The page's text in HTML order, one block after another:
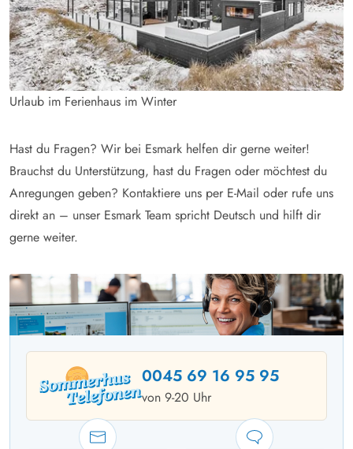
Urlaub im Ferienhaus im Winter
Hast du Fragen? Wir bei Esmark helfen dir gerne weiter!
Brauchst du Unterstützung, hast du Fragen oder möchtest du
Anregungen geben? Kontaktiere uns per E-Mail oder rufe uns
direkt an – unser Esmark Team spricht Deutsch und hilft dir
gerne weiter.
0045 69 16 95 95
von 9-20 Uhr